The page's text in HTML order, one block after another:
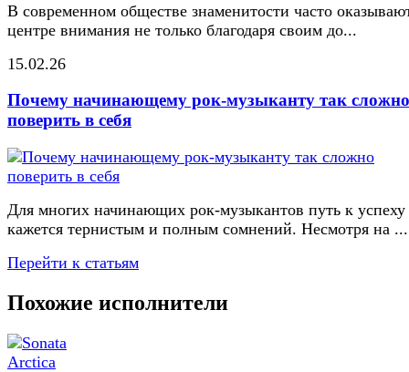
В современном обществе знаменитости часто
центре внимания не только благодаря своим до...
15.02.26
Почему начинающему рок-музыканту так сложно
поверить в себя
Для многих начинающих рок-музыкантов путь к успеху
кажется тернистым и полным сомнений. Несмотря на ...
Перейти к статьям
Похожие исполнители